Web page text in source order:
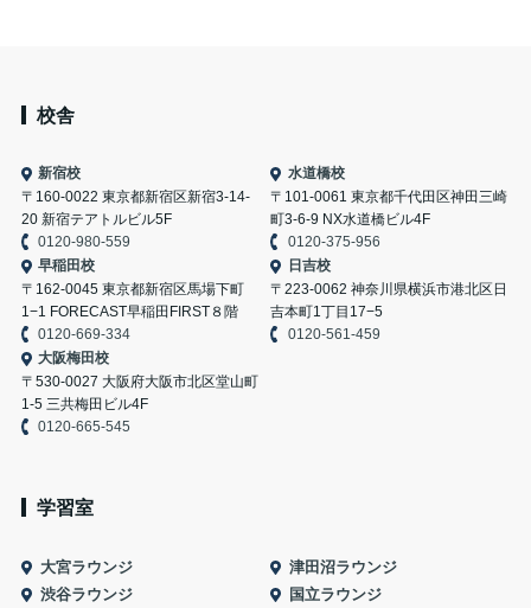
校舎
新宿校
〒160-0022 東京都新宿区新宿3-14-
20 新宿テアトルビル5F
0120-980-559
水道橋校
〒101-0061 東京都千代田区神田三崎
町3-6-9 NX水道橋ビル4F
0120-375-956
早稲田校
〒162-0045 東京都新宿区馬場下町
1−1 FORECAST早稲田FIRST８階
0120-669-334
日吉校
〒223-0062 神奈川県横浜市港北区日
吉本町1丁目17−5
0120-561-459
大阪梅田校
〒530-0027 大阪府大阪市北区堂山町
1-5 三共梅田ビル4F
0120-665-545
学習室
大宮ラウンジ
津田沼ラウンジ
渋谷ラウンジ
国立ラウンジ